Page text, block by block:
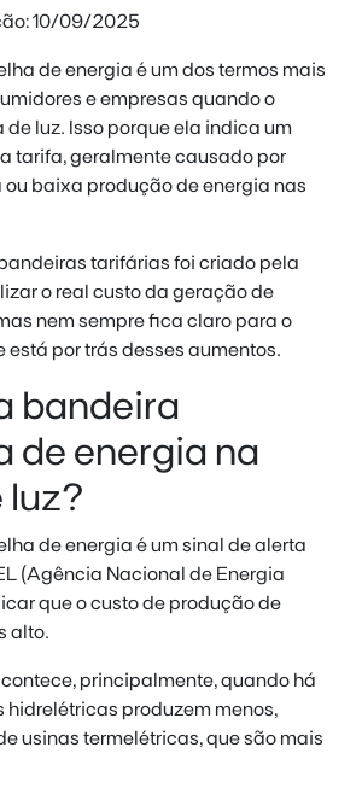
10/09/2025
de energia é um dos termos mais
e empresas quando o
de luz. Isso porque ela indica um
tarifa, geralmente causado por
ou baixa produção de energia nas
tarifárias foi criado pela
o real custo da geração de
nem sempre fica claro para o
está por trás desses aumentos.
bandeira
de energia na
luz?
de energia é um sinal de alerta
(Agência Nacional de Energia
que o custo de produção de
alto.
principalmente, quando há
hidrelétricas produzem menos,
usinas termelétricas, que são mais